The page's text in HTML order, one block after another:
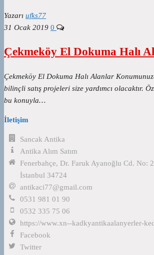
Yazarı ufks77
31 Ocak 2019 0
Çekmeköy El Dokuma Halı
Çekmeköy El Dokuma Halı Alanlar
bilinçli satış projeleri size yardımcı olacaktır.
bu konuyla…
İletişim
Sancak Antika
Antika Alım Satım
Fenerbahçe, Dr. Faruk Ayanoğlu Cd. No:
İstanbul 34724
antikaci77@gmail.com
0531 981 01 90
0532 335 75 06
https://www.xn--kadkyantikaalanyerler-
Facebook
Twitter